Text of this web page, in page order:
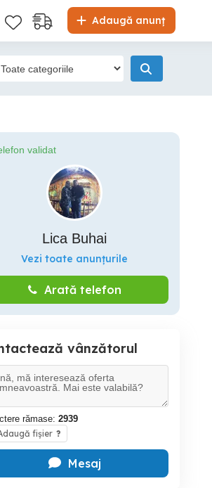
Adaugă anunț
validat
Lica Buhai
Vezi toate anunțurile
Arată telefon
vânzătorul
rămase: 2939
fișier ?
Mesaj